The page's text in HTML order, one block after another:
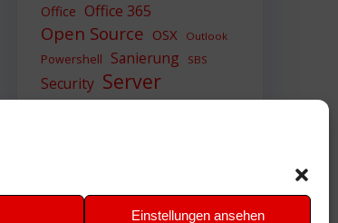
Einstellungen ansehen
Office Office 365
Open Source OSX Outlook
Powershell Sanierung SBS
Security Server
Sicherheit SIEM
VMWare VPN WAZUH